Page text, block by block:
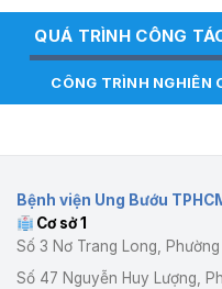
QUÁ TRÌNH CÔNG
CÔNG TRÌNH NGHIÊN
Bệnh viện Ung Bướu
Cơ sở 1
Số 3 Nơ Trang Long,
Số 47 Nguyễn Huy Lượng,